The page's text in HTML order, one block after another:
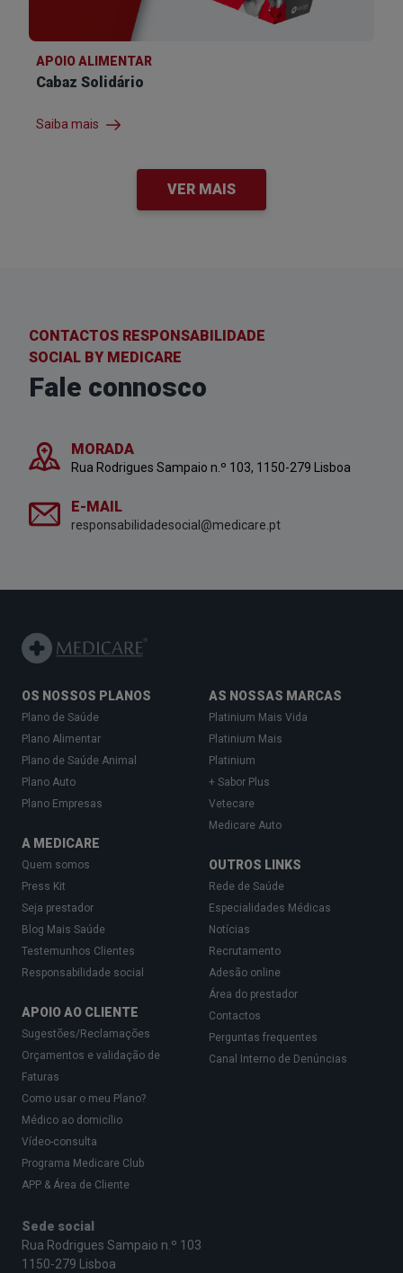
APOIO ALIMENTAR
Cabaz Solidário
Saiba mais
VER MAIS
CONTACTOS RESPONSABILIDADE
SOCIAL BY MEDICARE
Fale connosco
MORADA
Rua Rodrigues Sampaio n.º 103, 1150-279 Lisboa
E-MAIL
responsabilidadesocial@medicare.pt
OS NOSSOS PLANOS
Plano de Saúde
Plano Alimentar
Plano de Saúde Animal
Plano Auto
Plano Empresas
A MEDICARE
Quem somos
Press Kit
Seja prestador
Blog Mais Saúde
Testemunhos Clientes
Responsabilidade social
APOIO AO CLIENTE
Sugestões/Reclamações
Orçamentos e validação de
Faturas
Como usar o meu Plano?
Médico ao domicílio
Vídeo-consulta
Programa Medicare Club
APP & Área de Cliente
AS NOSSAS MARCAS
Platinium Mais Vida
Platinium Mais
Platinium
+ Sabor Plus
Vetecare
Medicare Auto
OUTROS LINKS
Rede de Saúde
Especialidades Médicas
Notícias
Recrutamento
Adesão online
Área do prestador
Contactos
Perguntas frequentes
Canal Interno de Denúncias
Sede social
Rua Rodrigues Sampaio n.º 103
1150-279 Lisboa